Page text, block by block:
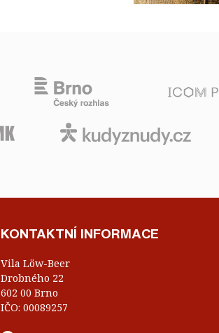
KONTAKTNÍ INFORMACE
Vila Löw-Beer
Drobného 22
602 00 Brno
IČO: 00089257